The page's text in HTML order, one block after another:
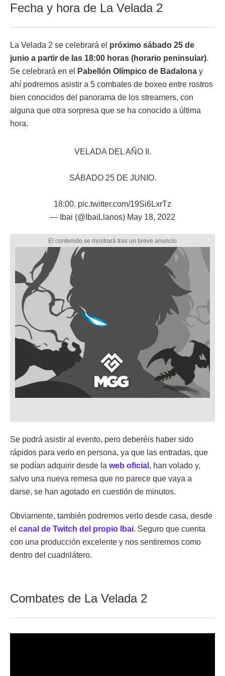
Fecha y hora de La Velada 2
La Velada 2 se celebrará el próximo sábado 25 de
junio a partir de las 18:00 horas (horario peninsular).
Se celebrará en el
Pabellón Olímpico de Badalona y
ahí podremos asistir a 5 combates de boxeo entre rostros
bien conocidos del panorama de los streamers, con
alguna que otra sorpresa que se ha conocido a última
hora.
VELADA DEL AÑO II.
SÁBADO 25 DE JUNIO.
18:00. pic.twitter.com/19Si6LxrTz
— Ibai (@IbaiLlanos) May 18, 2022
Se podrá asistir al evento, pero deberéis haber sido
rápidos para verlo en persona, ya que las entradas, que
se podían adquirir desde la web oficial , han volado y,
salvo una nueva remesa que no parece que vaya a
darse, se han agotado en cuestión de minutos.
Obviamente, también podremos verlo desde casa, desde
el canal de Twitch del propio Ibai. Seguro que cuenta
con una producción excelente y nos sentiremos como
dentro del cuadrilátero.
Combates de La Velada 2